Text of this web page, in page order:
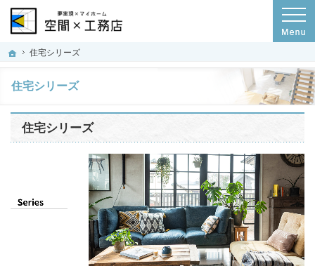
ホーム
住宅シリーズ
住宅シリーズ
プロの目線からご提案。群馬県高崎市の注文住宅・新築戸建てを手がける工務店
空間×工務店｜群馬県高崎市の新築・注文住宅・新築戸建てを手がける工務店
住宅シリーズ